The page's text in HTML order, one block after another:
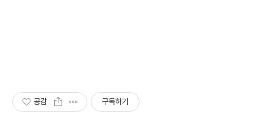
공감 구독하기